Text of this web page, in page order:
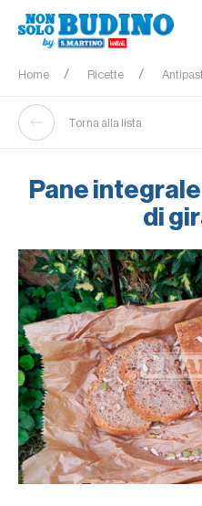
Home Ricette
Torna alla lista
Pane
di